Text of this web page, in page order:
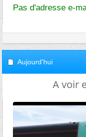
Pas d'adresse e-
Aujourd'hui
A voir